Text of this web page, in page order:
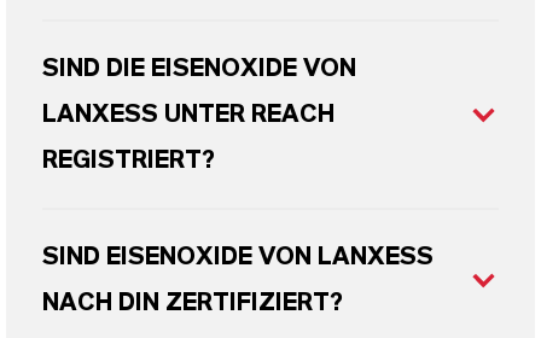
SIND DIE EISENOXIDE VON
LANXESS UNTER REACH
REGISTRIERT?
SIND EISENOXIDE VON LANXESS
NACH DIN ZERTIFIZIERT?